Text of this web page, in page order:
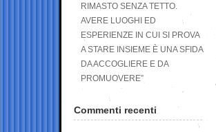
RIMASTO SENZA TETTO.
AVERE LUOGHI ED
ESPERIENZE IN CUI SI PROVA
A STARE INSIEME È UNA SFIDA
DA ACCOGLIERE E DA
PROMUOVERE”
Commenti recenti